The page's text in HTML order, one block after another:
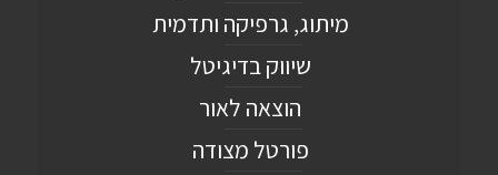
מיתוג, גרפיקה ותדמית
שיווק בדיגיטל
הוצאה לאור
פורטל מצודה